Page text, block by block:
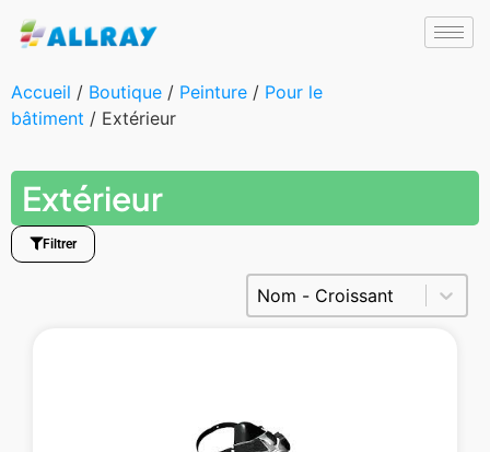
Accueil / Boutique / Peinture / Pour le
bâtiment / Extérieur
Extérieur
Filtrer
Trier Produits
Trier le contenu